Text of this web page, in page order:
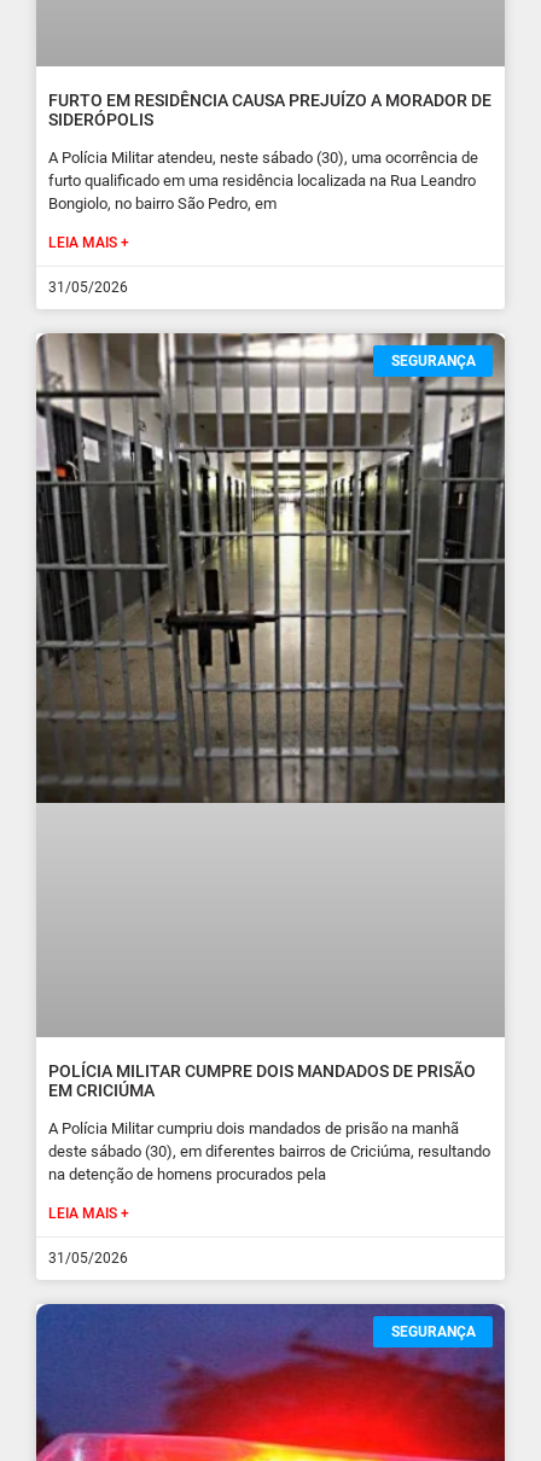
FURTO EM RESIDÊNCIA CAUSA PREJUÍZO A MORADOR DE
SIDERÓPOLIS
A Polícia Militar atendeu, neste sábado (30), uma ocorrência de
furto qualificado em uma residência localizada na Rua Leandro
Bongiolo, no bairro São Pedro, em
LEIA MAIS +
31/05/2026
SEGURANÇA
POLÍCIA MILITAR CUMPRE DOIS MANDADOS DE PRISÃO
EM CRICIÚMA
A Polícia Militar cumpriu dois mandados de prisão na manhã
deste sábado (30), em diferentes bairros de Criciúma, resultando
na detenção de homens procurados pela
LEIA MAIS +
31/05/2026
SEGURANÇA